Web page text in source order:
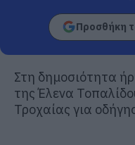
Προσθήκη
Στη δημοσιότητα
τηςΈλενα
Τροχαίας για